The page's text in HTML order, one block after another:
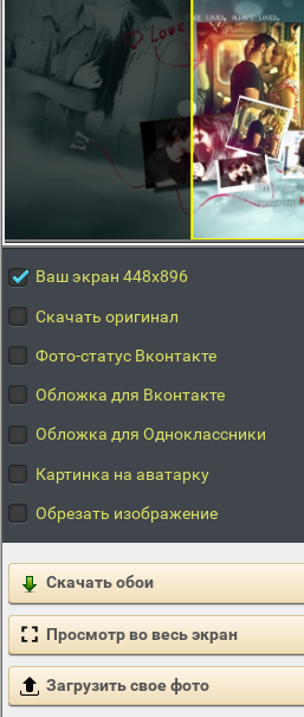
Ваш экран 448x896
Скачать оригинал
Фото-статус Вконтакте
Обложка для Вконтакте
Обложка для Одноклассники
Картинка на аватарку
Обрезать изображение
Скачать обои
Просмотр во весь экран
Загрузить свое фото